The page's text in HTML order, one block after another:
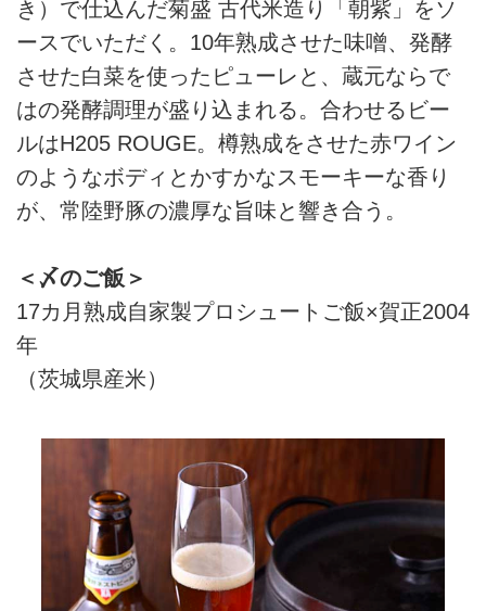
き）で仕込んだ菊盛 古代米造り「朝紫」をソ
ースでいただく。10年熟成させた味噌、発酵
させた白菜を使ったピューレと、蔵元ならで
はの発酵調理が盛り込まれる。合わせるビー
ルはH205 ROUGE。樽熟成をさせた赤ワイン
のようなボディとかすかなスモーキーな香り
が、常陸野豚の濃厚な旨味と響き合う。
＜〆のご飯＞
17カ月熟成自家製プロシュートご飯×賀正2004
年
（茨城県産米）